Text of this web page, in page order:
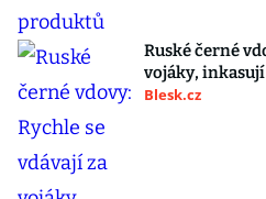
Ruské černé
vojáky,
Blesk.cz